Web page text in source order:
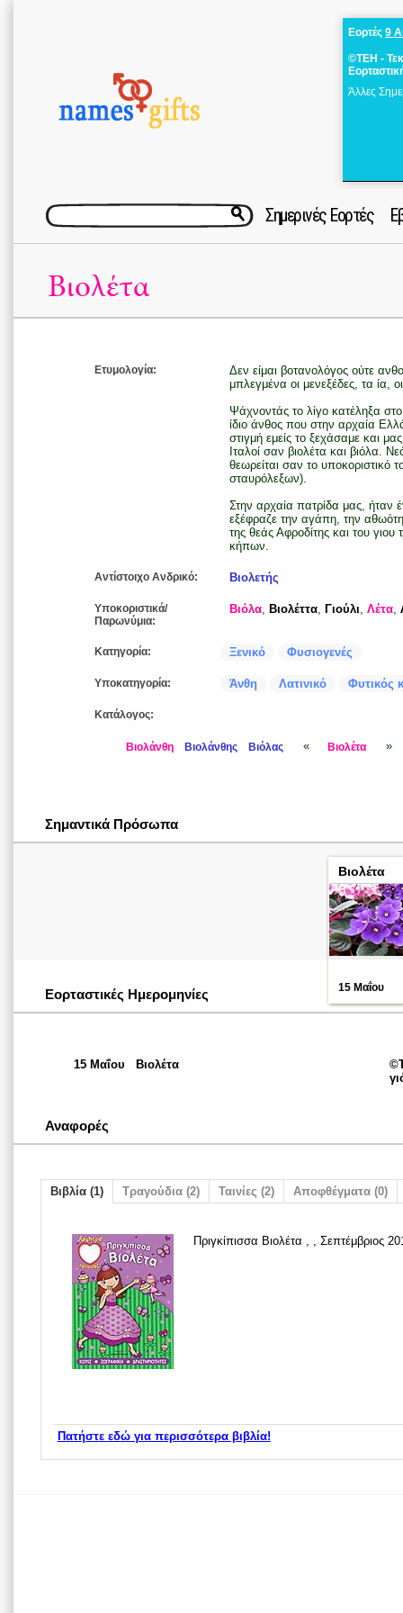
Εορτές 9
©ΤΕΗ -
Άλλες
Σημερινές Εορτές
Βιολέτα
Ετυμολογία:
Δεν είμαι βοτανολόγος ούτε
μπλεγμένα οι μενεξέδες, τα ία,
Ψάχνοντάς το λίγο κατέληξα
ίδιο άνθος που στην αρχαία
στιγμή εμείς το ξεχάσαμε και
Ιταλοί σαν βιολέτα και βιόλα.
θεωρείται σαν το υποκοριστικό
σταυρόλεξων).
Στην αρχαία πατρίδα μας,
εξέφραζε την αγάπη, την
της θεάς Αφροδίτης και του
κήπων.
Αντίστοιχο Ανδρικό: Βιολετής
Υποκοριστικά/
Παρωνύμια:
Βιόλα, Βιολέττα, Γιούλι, Λέτα,
Κατηγορία: Ξενικό Φυσιογενές
Υποκατηγορία: Άνθη Λατινικό Φυτικός
Κατάλογος:
Βιολάνθη Βιολάνθης Βιόλας « Βιολέτα »
Σημαντικά Πρόσωπα
Βιολέτα
15 Μαΐου
Εορταστικές Ημερομηνίες
15 Μαΐου Βιολέτα
Αναφορές
Βιβλία (1) Τραγούδια (2) Ταινίες (2) Αποφθέγματα (0)
Πριγκίπισσα Βιολέτα , , Σεπτέμβριος
Πατήστε εδώ για περισσότερα βιβλία!